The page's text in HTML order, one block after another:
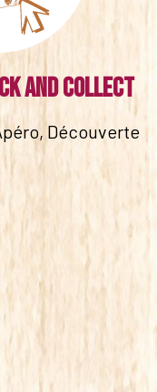
and collect
Découverte